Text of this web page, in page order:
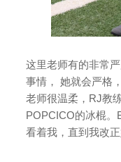
这里老师有的非常
事情， 她就会严格
老师很温柔，RJ教
POPCICO的冰棍。
看着我，直到我改